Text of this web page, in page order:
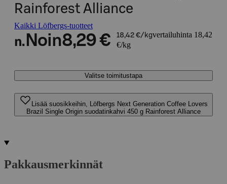
Rainforest Alliance
Kaikki Löfbergs-tuotteet
n. Noin8,29 € 18,42 €/kgvertailuhinta 18,42
€/kg
Valitse toimitustapa
Lisää suosikkeihin, Löfbergs Next Generation Coffee Lovers
Brazil Single Origin suodatinkahvi 450 g Rainforest Alliance
Pakkausmerkinnät